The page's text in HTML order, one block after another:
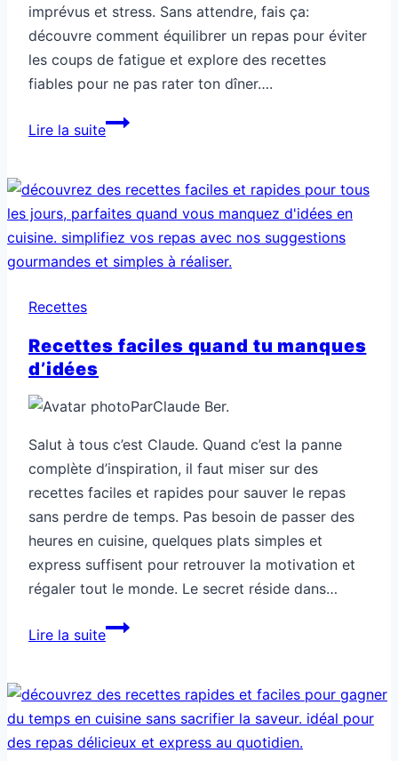
imprévus et stress. Sans attendre, fais ça:
découvre comment équilibrer un repas pour éviter
les coups de fatigue et explore des recettes
fiables pour ne pas rater ton dîner….
Lire la suiteRecettes
tu
cuisines
pour
des
Recettes
Recettes faciles quand tu manques
d’idées
ParClaude Ber.
Salut à tous c’est Claude. Quand c’est la panne
complète d’inspiration, il faut miser sur des
recettes faciles et rapides pour sauver le repas
sans perdre de temps. Pas besoin de passer des
heures en cuisine, quelques plats simples et
express suffisent pour retrouver la motivation et
régaler tout le monde. Le secret réside dans…
Lire la suiteRecettes
tu
manques
d’idées